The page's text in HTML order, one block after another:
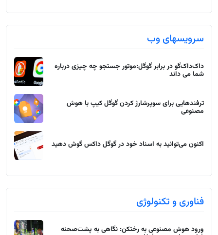
سرویسهای وب
داک‌داک‌گو در برابر گوگل:موتور جستجو چه چیزی درباره
شما می داند
ترفندهایی برای سوپرشارژ کردن گوگل کیپ با هوش
مصنوعی
اکنون می‌توانید به اسناد خود در گوگل داکس گوش دهید
فناوری و تکنولوژی
ورود هوش مصنوعی به رختکن: نگاهی به پشت‌صحنه